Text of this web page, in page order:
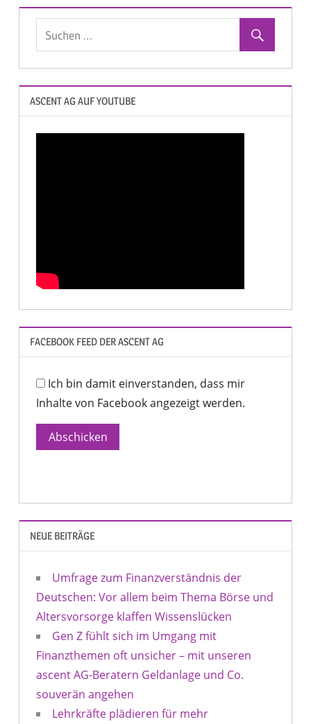
ASCENT AG AUF YOUTUBE
FACEBOOK FEED DER ASCENT AG
Ich bin damit einverstanden, dass mir
Inhalte von Facebook angezeigt werden.
Abschicken
NEUE BEITRÄGE
Umfrage zum Finanzverständnis der
Deutschen: Vor allem beim Thema Börse und
Altersvorsorge klaffen Wissenslücken
Gen Z fühlt sich im Umgang mit
Finanzthemen oft unsicher – mit unseren
ascent AG-Beratern Geldanlage und Co.
souverän angehen
Lehrkräfte plädieren für mehr